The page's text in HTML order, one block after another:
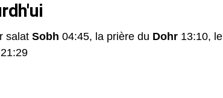
salat Sobh 04:45, la prière du Dohr 13:10, le
21:29